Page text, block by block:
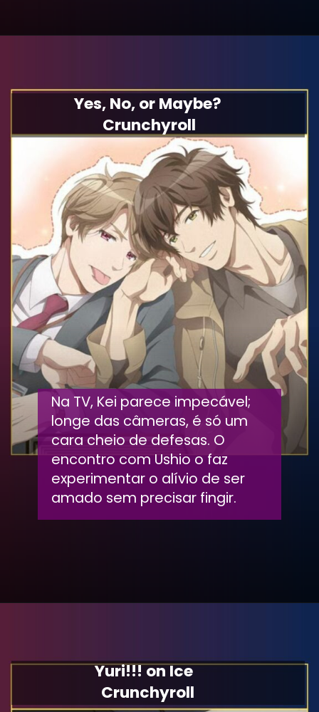
Na TV, Kei parece impecável;
longe das câmeras, é só um
cara cheio de defesas. O
encontro com Ushio o faz
experimentar o alívio de ser
amado sem precisar fingir.
Yes, No, or Maybe?
Crunchyroll
Yuri!!! on Ice
Crunchyroll